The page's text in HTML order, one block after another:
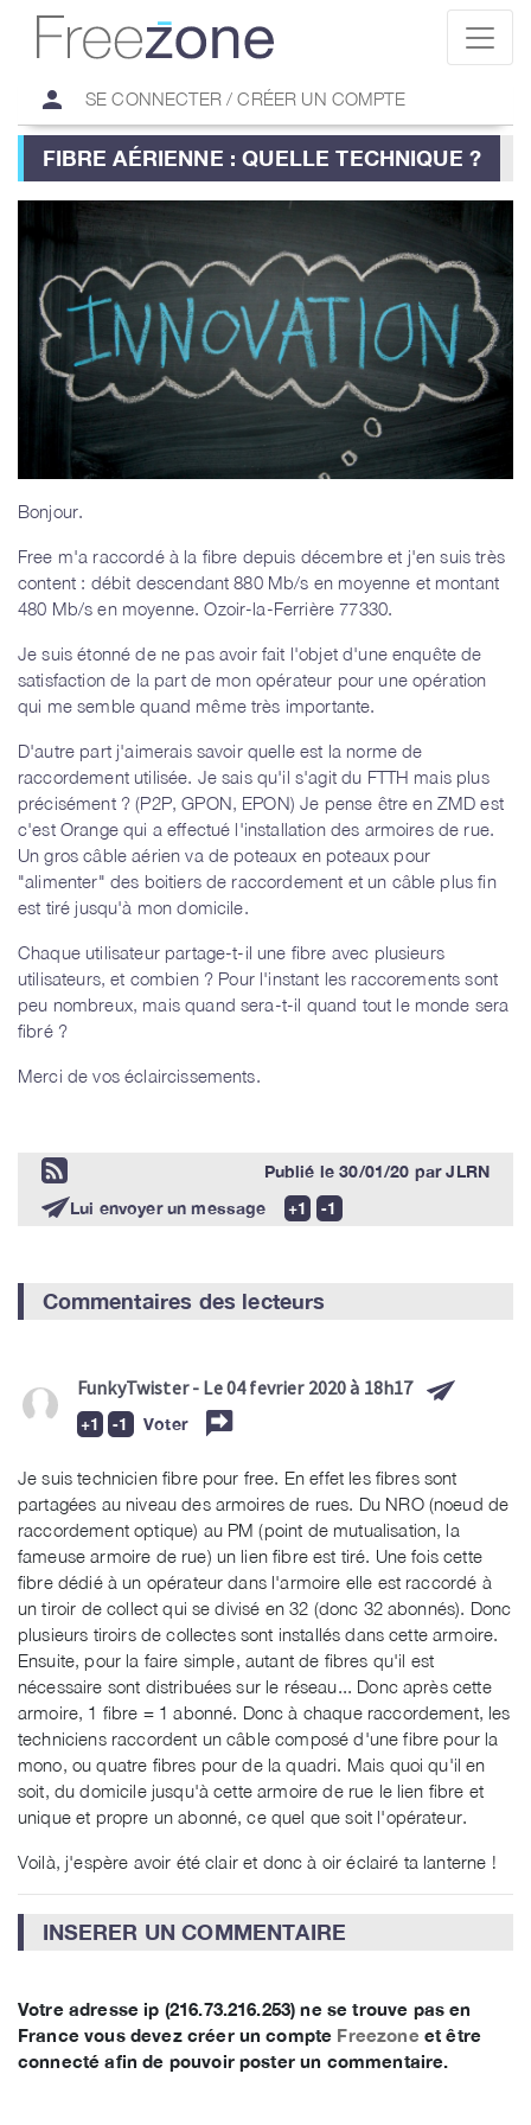
person SE CONNECTER / CRÉER UN COMPTE
FIBRE AÉRIENNE : QUELLE TECHNIQUE ?
Bonjour.
Free m'a raccordé à la fibre depuis décembre et j'en suis très
content : débit descendant 880 Mb/s en moyenne et montant
480 Mb/s en moyenne. Ozoir-la-Ferrière 77330.
Je suis étonné de ne pas avoir fait l'objet d'une enquête de
satisfaction de la part de mon opérateur pour une opération
qui me semble quand même très importante.
D'autre part j'aimerais savoir quelle est la norme de
raccordement utilisée. Je sais qu'il s'agit du FTTH mais plus
précisément ? (P2P, GPON, EPON) Je pense être en ZMD est
c'est Orange qui a effectué l'installation des armoires de rue.
Un gros câble aérien va de poteaux en poteaux pour
"alimenter" des boitiers de raccordement et un câble plus fin
est tiré jusqu'à mon domicile.
Chaque utilisateur partage-t-il une fibre avec plusieurs
utilisateurs, et combien ? Pour l'instant les raccorements sont
peu nombreux, mais quand sera-t-il quand tout le monde sera
fibré ?
Merci de vos éclaircissements.
Publié le30/01/20 parJLRN
Lui envoyer un message
Commentaires des lecteurs
FunkyTwister- Le 04 fevrier 2020 à 18h17
Voter
Je suis technicien fibre pour free. En effet les fibres sont
partagées au niveau des armoires de rues. Du NRO (noeud de
raccordement optique) au PM (point de mutualisation, la
fameuse armoire de rue) un lien fibre est tiré. Une fois cette
fibre dédié à un opérateur dans l'armoire elle est raccordé à
un tiroir de collect qui se divisé en 32 (donc 32 abonnés). Donc
plusieurs tiroirs de collectes sont installés dans cette armoire.
Ensuite, pour la faire simple, autant de fibres qu'il est
nécessaire sont distribuées sur le réseau... Donc après cette
armoire, 1 fibre = 1 abonné. Donc à chaque raccordement, les
techniciens raccordent un câble composé d'une fibre pour la
mono, ou quatre fibres pour de la quadri. Mais quoi qu'il en
soit, du domicile jusqu'à cette armoire de rue le lien fibre et
unique et propre un abonné, ce quel que soit l'opérateur.
Voilà, j'espère avoir été clair et donc à oir éclairé ta lanterne !
INSERER UN COMMENTAIRE
Votre adresse ip (216.73.216.253) ne se trouve pas en
France vous devez créer un compte Freezone et être
connecté afin de pouvoir poster un commentaire.